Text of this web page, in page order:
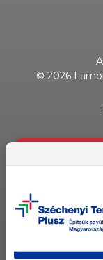
© 2026